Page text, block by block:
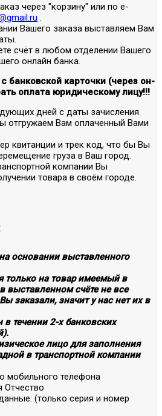
через "корзину" или по е-
.
Вашего заказа выставляем Вам
счёт в любом отделении Вашего
онлайн банка.
банковской карточки (через он-
оплата юридическому лицу!!!
дней с даты зачисления
отгружаем Вам оплаченный Вами
квитанции и трек код, что бы Вы
груза в Ваш город.
компании Вы
товара в своём городе.
основании выставленного
только на товар имеемый в
выставленном счёте не все
заказали, значит у нас нет их в
в течении 2-х банковских
лицо для заполнения
в транспортной компании
мобильного телефона
(только серия и номер